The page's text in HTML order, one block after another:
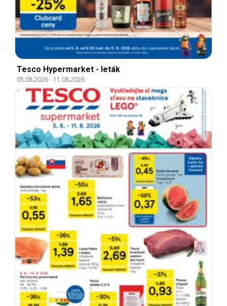
Tesco Hypermarket - leták
05.08.2026- 11.08.2026